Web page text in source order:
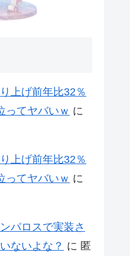
上げ前年比32％
てヤバいｗ に
上げ前年比32％
てヤバいｗ に
パロスで実装さ
ないよな？ に 匿